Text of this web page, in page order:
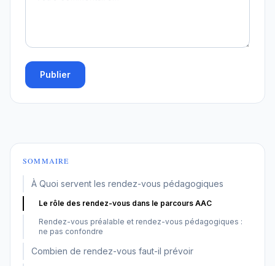
Publier
SOMMAIRE
À Quoi servent les rendez-vous pédagogiques
Le rôle des rendez-vous dans le parcours AAC
Rendez-vous préalable et rendez-vous pédagogiques :
ne pas confondre
Combien de rendez-vous faut-il prévoir